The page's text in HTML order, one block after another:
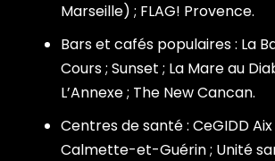
Marseille) ; FLAG! Provence.
Bars et cafés populaires : La
Cours ; Sunset ; La Mare au
L’Annexe ; The New Cancan.
Centres de santé : CeGIDD Aix
Calmette-et-Guérin ; Unité